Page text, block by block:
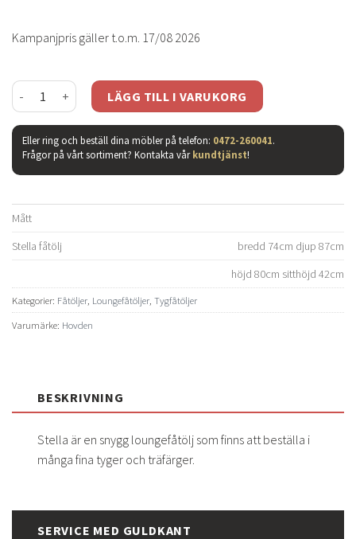
Kampanjpris gäller t.o.m. 17/08 2026
Stella fåtölj - tyg royal white 52/ vitoljad mängd
LÄGG TILL I VARUKORG
Eller ring och beställ dina möbler på telefon: 0472-260041.
Frågor på vårt sortiment? Kontakta vårkundtjänst!
Mått
Stella fåtölj
bredd 74cm djup 87cm
höjd 80cm sitthöjd 42cm
Kategorier: Fåtöljer, Loungefåtöljer, Tygfåtöljer
Varumärke: Hovden
BESKRIVNING
Stella är en snygg loungefåtölj som finns att beställa i
många fina tyger och träfärger.
SERVICE MED GULDKANT